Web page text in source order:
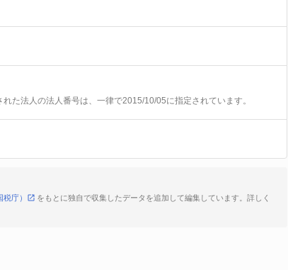
た法人の法人番号は、一律で2015/10/05に指定されています。
庁）
をもとに独自で収集したデータを追加して編集しています。詳しく